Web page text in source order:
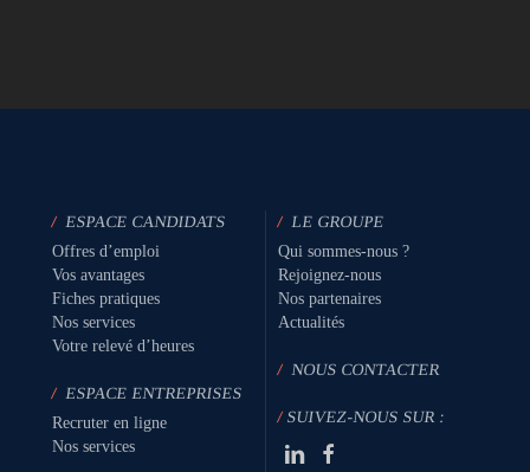
/ ESPACE CANDIDATS
Offres d’emploi
Vos avantages
Fiches pratiques
Nos services
Votre relevé d’heures
/ ESPACE ENTREPRISES
Recruter en ligne
Nos services
/ LE GROUPE
Qui sommes-nous ?
Rejoignez-nous
Nos partenaires
Actualités
/NOUS CONTACTER
/SUIVEZ-NOUS SUR :